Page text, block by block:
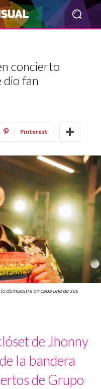
concierto
dio fan
Pinterest
demuestra en cada uno de sus
de Jhonny
la bandera
de Grupo